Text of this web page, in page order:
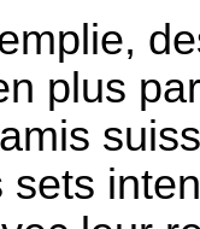
plus